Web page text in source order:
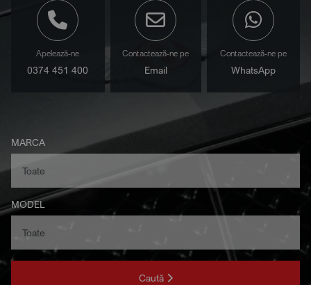
Apelează-ne
0374 451 400
Contactează-ne pe
Email
Contactează-ne pe
WhatsApp
MARCA
MODEL
Caută